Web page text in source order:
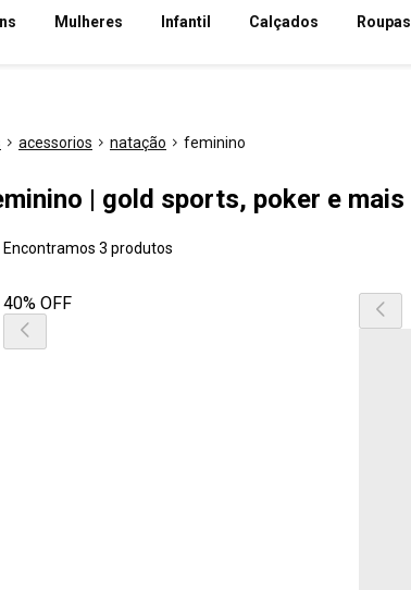
Mulheres Infantil Calçados Roupas
acessorios natação feminino
| gold sports, poker e mais
Encontramos 3 produtos
40% OFF